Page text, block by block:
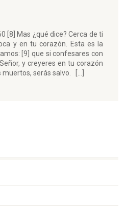
[8] Mas ¿qué dice? Cerca de ti
y en tu corazón. Esta es la
[9] que si confesares con
y creyeres en tu corazón
muertos, serás salvo. […]